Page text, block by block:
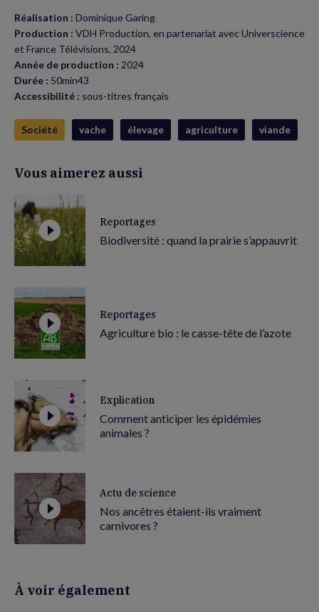
Réalisation : Dominique Garing
Production : VDH Production, en partenariat avec Universcience
et France Télévisions, 2024
Année de production : 2024
Durée : 50min43
Accessibilité : sous-titres français
Société vache élevage agriculture viande
Vous aimerez aussi
Reportages
Biodiversité : quand la prairie s’appauvrit
Reportages
Agriculture bio : le casse-tête de l’azote
Explication
Comment anticiper les épidémies
animales ?
Actu de science
Nos ancêtres étaient-ils vraiment
carnivores ?
À voir également